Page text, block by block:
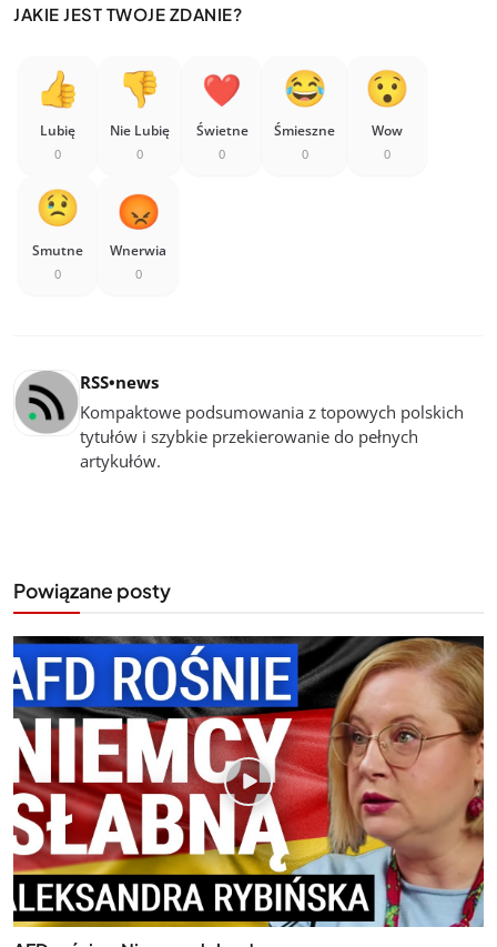
JAKIE JEST TWOJE ZDANIE?
Lubię
0
Nie Lubię
0
Świetne
0
Śmieszne
0
Wow
0
Smutne
0
Wnerwia
0
RSS•news
Kompaktowe podsumowania z topowych polskich
tytułów i szybkie przekierowanie do pełnych
artykułów.
Powiązane posty